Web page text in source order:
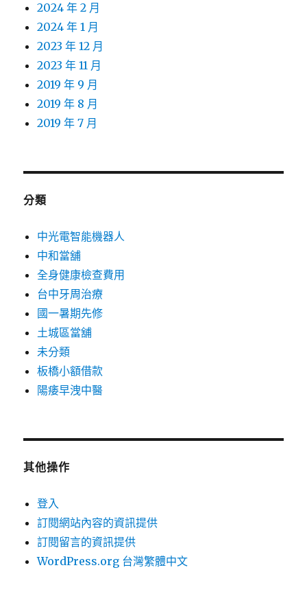
2024 年 2 月
2024 年 1 月
2023 年 12 月
2023 年 11 月
2019 年 9 月
2019 年 8 月
2019 年 7 月
分類
中光電智能機器人
中和當舖
全身健康檢查費用
台中牙周治療
國一暑期先修
土城區當舖
未分類
板橋小額借款
陽痿早洩中醫
其他操作
登入
訂閱網站內容的資訊提供
訂閱留言的資訊提供
WordPress.org 台灣繁體中文